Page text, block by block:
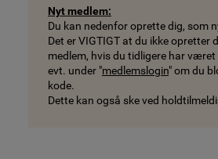
Nyt medlem:
Du kan nedenfor oprette dig, som
Det er VIGTIGT at du ikke opretter
medlem, hvis du tidligere har været
evt. under "medlemslogin" om du
kode.
Dette kan også ske ved